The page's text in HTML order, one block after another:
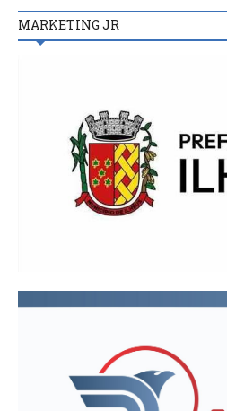
MARKETING JR